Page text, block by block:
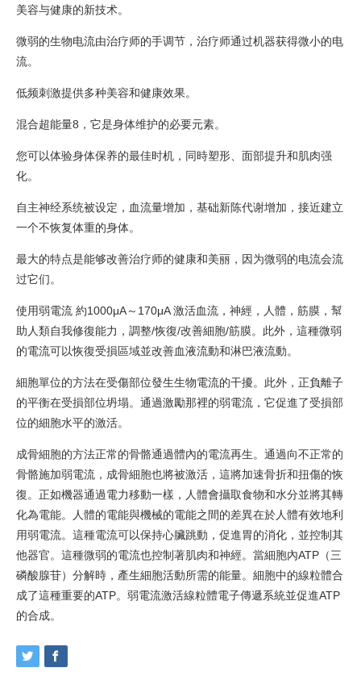
美容与健康的新技术。
微弱的生物电流由治疗师的手调节，治疗师通过机器获得微小的电
流。
低频刺激提供多种美容和健康效果。
混合超能量8，它是身体维护的必要元素。
您可以体验身体保养的最佳时机，同時塑形、面部提升和肌肉强
化。
自主神经系统被设定，血流量增加，基础新陈代谢增加，接近建立
一个不恢复体重的身体。
最大的特点是能够改善治疗师的健康和美丽，因为微弱的电流会流
过它们。
使用弱電流 約1000μA～170μA 激活血流，神經，人體，筋膜，幫
助人類自我修復能力，調整/恢復/改善細胞/筋膜。此外，這種微弱
的電流可以恢復受損區域並改善血液流動和淋巴液流動。
細胞單位的方法在受傷部位發生生物電流的干擾。此外，正負離子
的平衡在受損部位坍塌。通過激勵那裡的弱電流，它促進了受損部
位的細胞水平的激活。
成骨細胞的方法正常的骨骼通過體內的電流再生。通過向不正常的
骨骼施加弱電流，成骨細胞也將被激活，這將加速骨折和扭傷的恢
復。正如機器通過電力移動一樣，人體會攝取食物和水分並將其轉
化為電能。人體的電能與機械的電能之間的差異在於人體有效地利
用弱電流。這種電流可以保持心臟跳動，促進胃的消化，並控制其
他器官。這種微弱的電流也控制著肌肉和神經。當細胞內ATP（三
磷酸腺苷）分解時，產生細胞活動所需的能量。細胞中的線粒體合
成了這種重要的ATP。弱電流激活線粒體電子傳遞系統並促進ATP
的合成。